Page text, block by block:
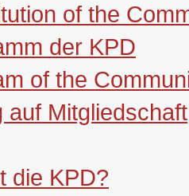
of the
der KPD
of the
auf Mitgliedschaft
die KPD?